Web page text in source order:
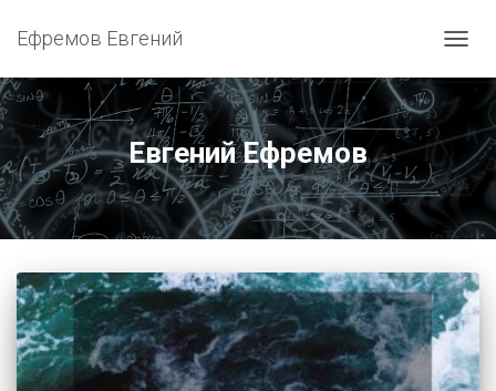
Ефремов Евгений
Евгений Ефремов